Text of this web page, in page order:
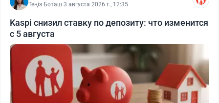
Теңіз Боташ·3 августа 2026 г., 12:35
Kaspi снизил ставку по депозиту: что изменится
с 5 августа